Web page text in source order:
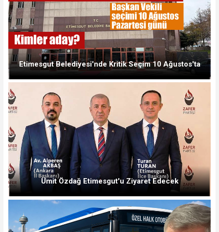
Etimesgut Belediyesi'nde Kritik Seçim 10 Ağustos'ta
Ümit Özdağ Etimesgut'u Ziyaret Edecek